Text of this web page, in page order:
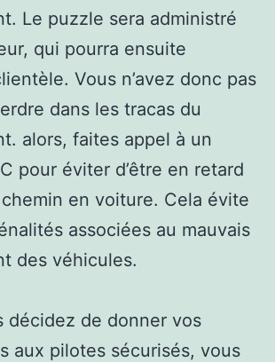
Le puzzle sera administré
qui pourra ensuite
Vous n’avez donc pas
dans les tracas du
alors, faites appel à un
pour éviter d’être en retard
en voiture. Cela évite
associées au mauvais
des véhicules.
décidez de donner vos
aux pilotes sécurisés, vous